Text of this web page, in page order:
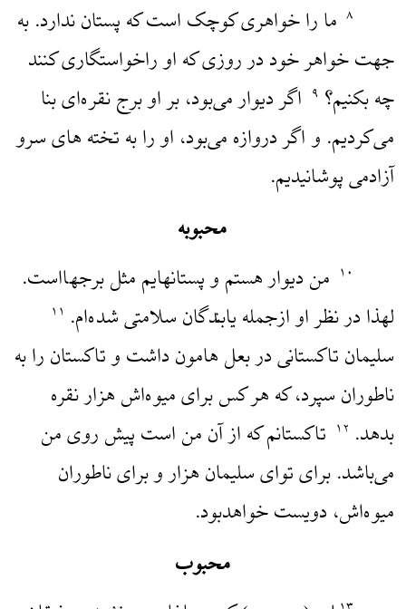
۸ ما را خواهری کوچک است که پستان ندارد. به
جهت خواهر خود در روزی که او راخواستگاری کنند
چه بکنیم؟ ۹ اگر دیوار می‌بود، بر او برج نقره‌ای بنا
می‌کردیم. و اگر دروازه می‌بود، او را به تخته های سرو
آزادمی پوشانیدیم.
محبوبه
۱۰ من دیوار هستم و پستانهایم مثل برجهااست.
لهذا در نظر او از‌جمله یابندگان سلامتی شده‌ام. ۱۱
سلیمان تاکستانی در بعل هامون داشت و تاکستان را به
ناطوران سپرد، که هر کس برای میوه‌اش هزار نقره
بدهد. ۱۲ تاکستانم که از آن من است پیش روی من
می‌باشد. برای تو‌ای سلیمان هزار و برای ناطوران
میوه‌اش، دویست خواهدبود.
محبوب